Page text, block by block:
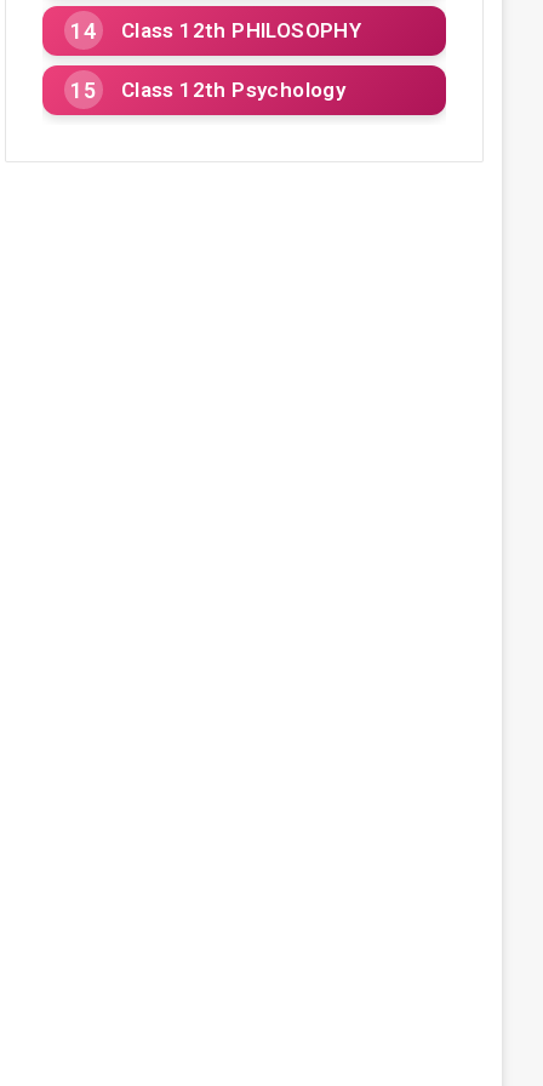
Class 12th PHILOSOPHY
Class 12th Psychology